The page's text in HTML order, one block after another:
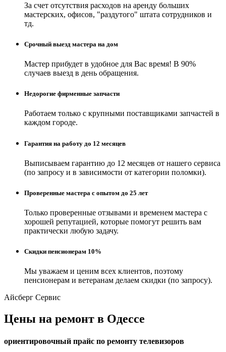
За счет отсутствия расходов на аренду больших
мастерских, офисов, "раздутого" штата сотрудников и
тд.
Срочный выезд мастера на дом
Мастер прибудет в удобное для Вас время! В 90%
случаев выезд в день обращения.
Недорогие фирменные запчасти
Работаем только с крупными поставщиками запчастей в
каждом городе.
Гарантия на работу до 12 месяцев
Выписываем гарантию до 12 месяцев от нашего сервиса
(по запросу и в зависимости от категории поломки).
Проверенные мастера с опытом до 25 лет
Только проверенные отзывами и временем мастера с
хорошей репутацией, которые помогут решить вам
практически любую задачу.
Скидки пенсионерам 10%
Мы уважаем и ценим всех клиентов, поэтому
пенсионерам и ветеранам делаем скидки (по запросу).
Айсберг Сервис
Цены на ремонт в Одессе
ориентировочный прайс по ремонту телевизоров